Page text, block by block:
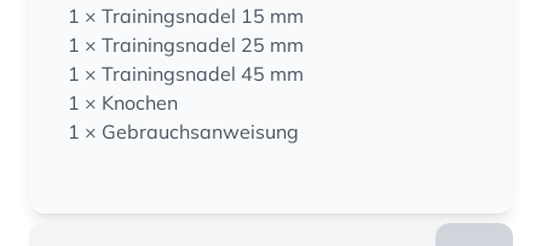
1 × Trainingsnadel 15 mm
1 × Trainingsnadel 25 mm
1 × Trainingsnadel 45 mm
1 × Knochen
1 × Gebrauchsanweisung